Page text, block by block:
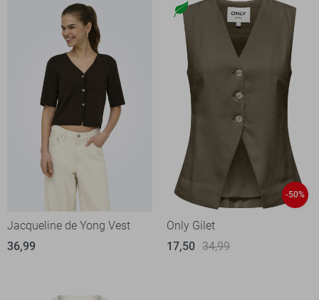
Jacqueline de Yong Vest
36,99
-50%
Only Gilet
17,50 34,99